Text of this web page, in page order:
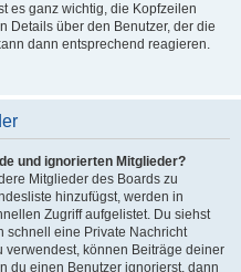
es ganz wichtig, die Kopfzeilen
Details über den Benutzer, der die
dann entsprechend reagieren.
und ignorierten Mitglieder?
Mitglieder des Boards zu
hinzufügst, werden in
Zugriff aufgelistet. Du siehst
schnell eine Private Nachricht
verwendest, können Beiträge deiner
du einen Benutzer ignorierst, dann